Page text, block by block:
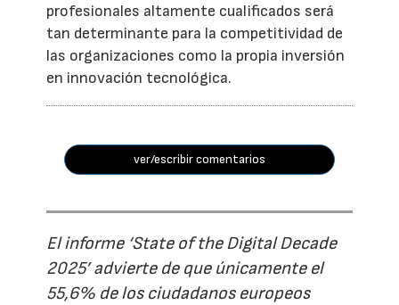
profesionales altamente cualificados será
tan determinante para la competitividad de
las organizaciones como la propia inversión
en innovación tecnológica.
ver/escribir comentarios
El informe ‘State of the Digital Decade
2025’ advierte de que únicamente el
55,6% de los ciudadanos europeos